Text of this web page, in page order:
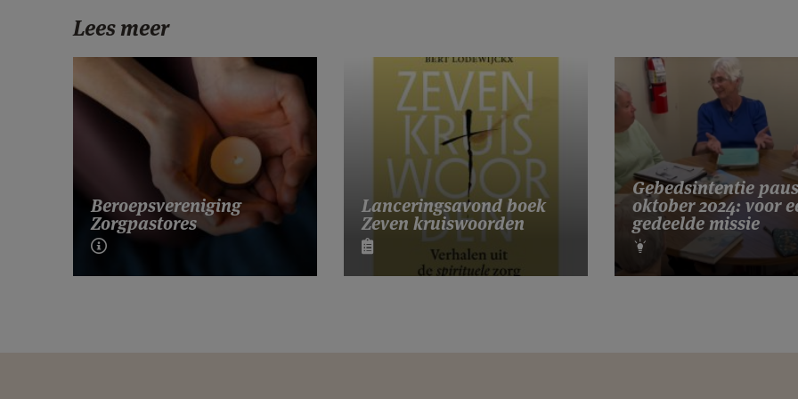
Lees meer
Beroepsvereniging
Zorgpastores
Lanceringsavond boek
Zeven kruiswoorden
Gebedsintentie paus
oktober 2024: voor
gedeelde missie